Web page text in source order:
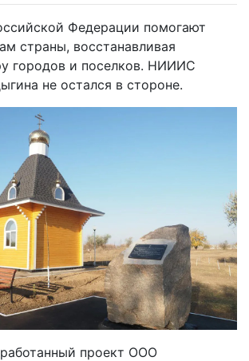
Федерации помогают
страны, восстанавливая
городов и поселков. НИИИС
не остался в стороне.
проект ООО